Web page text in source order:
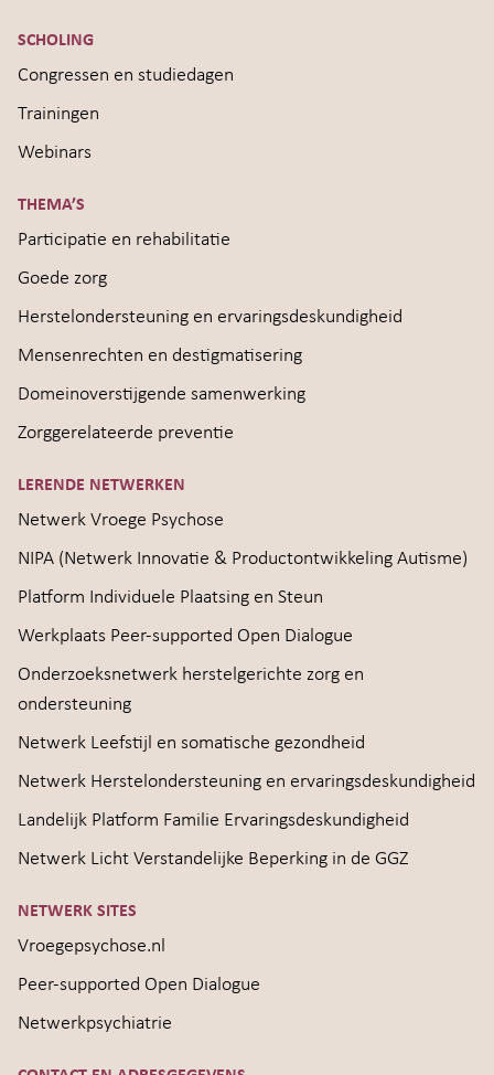
SCHOLING
Congressen en studiedagen
Trainingen
Webinars
THEMA’S
Participatie en rehabilitatie
Goede zorg
Herstelondersteuning en ervaringsdeskundigheid
Mensenrechten en destigmatisering
Domeinoverstijgende samenwerking
Zorggerelateerde preventie
LERENDE NETWERKEN
Netwerk Vroege Psychose
NIPA (Netwerk Innovatie & Productontwikkeling Autisme)
Platform Individuele Plaatsing en Steun
Werkplaats Peer-supported Open Dialogue
Onderzoeksnetwerk herstelgerichte zorg en
ondersteuning
Netwerk Leefstijl en somatische gezondheid
Netwerk Herstelondersteuning en ervaringsdeskundigheid
Landelijk Platform Familie Ervaringsdeskundigheid
Netwerk Licht Verstandelijke Beperking in de GGZ
NETWERK SITES
Vroegepsychose.nl
Peer-supported Open Dialogue
Netwerkpsychiatrie